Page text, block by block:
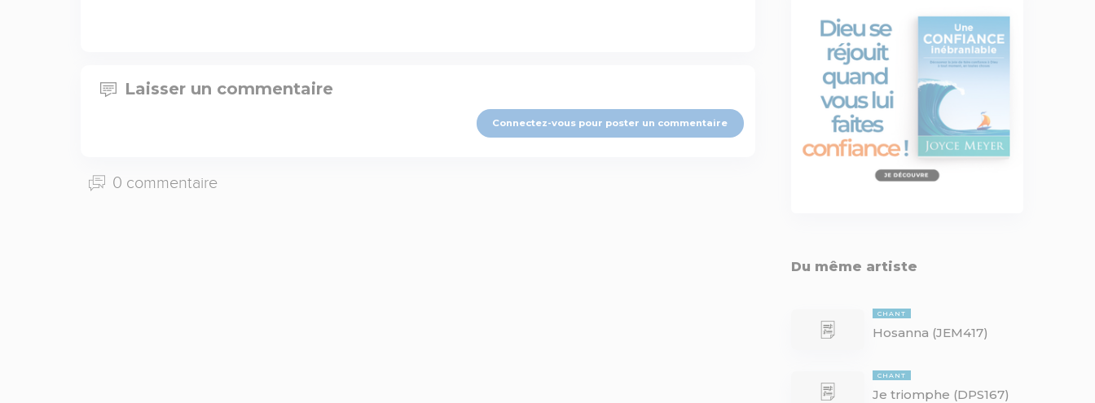
Laisser un commentaire
Connectez-vous pour poster un commentaire
0 commentaire
Du même artiste
CHANT
Hosanna (JEM417)
CHANT
Je triomphe (DPS167)